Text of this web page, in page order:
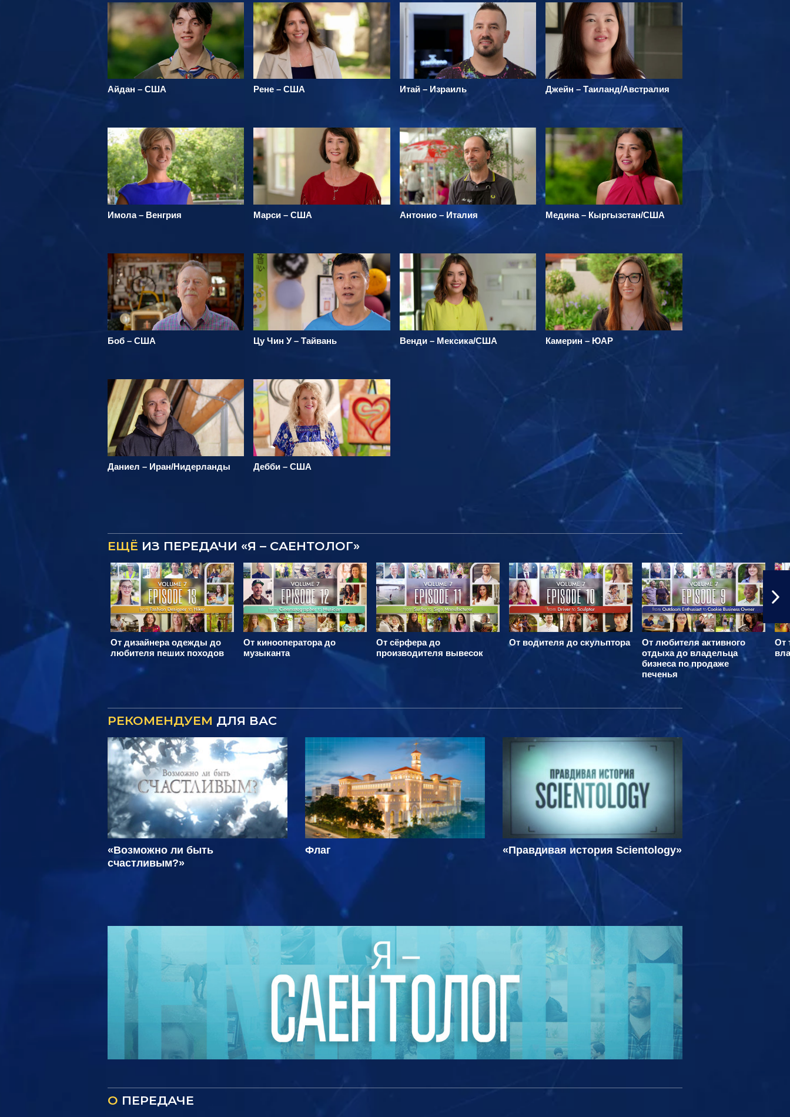
Айдан – США Рене – США Итай – Израиль Джейн – Таиланд/Австралия
Имола – Венгрия Марси – США Антонио – Италия Медина – Кыргызстан/США
Боб – США Цу Чин У – Тайвань Венди – Мексика/США Камерин – ЮАР
Даниел – Иран/Нидерланды Дебби – США
ЕЩЁ ИЗ ПЕРЕДАЧИ «Я – САЕНТОЛОГ»
От дизайнера одежды до
любителя пеших походов
От кинооператора до
музыканта
От сёрфера до
производителя вывесок
От водителя до скульптора
От любителя активного
отдыха до владельца
бизнеса по продаже
печенья
От
РЕКОМЕНДУЕМ ДЛЯ ВАС
«Возможно ли быть
счастливым?»
Флаг «Правдивая история Scientology»
О ПЕРЕДАЧЕ